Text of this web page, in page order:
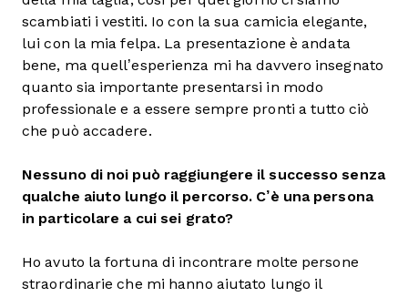
scambiati i vestiti. Io con la sua camicia elegante,
lui con la mia felpa. La presentazione è andata
bene, ma quell’esperienza mi ha davvero insegnato
quanto sia importante presentarsi in modo
professionale e a essere sempre pronti a tutto ciò
che può accadere.
Nessuno di noi può raggiungere il successo senza
qualche aiuto lungo il percorso. C’è una persona
in particolare a cui sei grato?
Ho avuto la fortuna di incontrare molte persone
straordinarie che mi hanno aiutato lungo il